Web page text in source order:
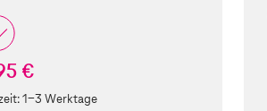
€
1-3 Werktage